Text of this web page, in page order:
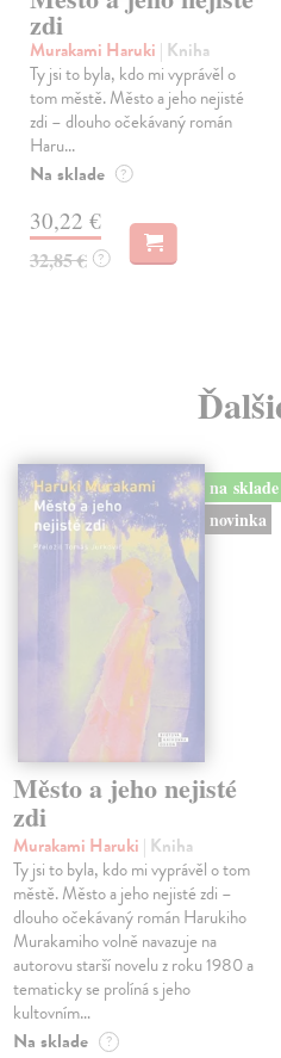
zdi
Murakami Haruki | Kniha
Ty jsi to byla, kdo mi vyprávěl o
tom městě. Město a jeho nejisté
zdi – dlouho očekávaný román
Haru...
Na sklade ?
30,22 €
32,85 € ?
na sklade
novinka
Město a jeho nejisté
zdi
Murakami Haruki | Kniha
Ty jsi to byla, kdo mi vyprávěl o tom
městě. Město a jeho nejisté zdi –
dlouho očekávaný román Harukiho
Murakamiho volně navazuje na
autorovu starší novelu z roku 1980 a
tematicky se prolíná s jeho
kultovním…
Na sklade ?